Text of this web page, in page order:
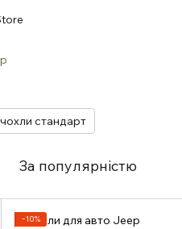
стандарт
За популярністю
−10%